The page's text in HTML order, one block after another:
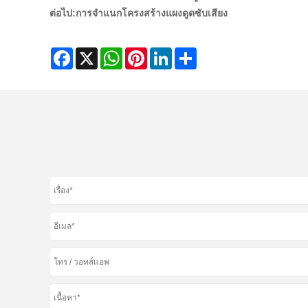
ต่อไป:การจำแนกโครงสร้างแผงดูดซับเสียง
Facebook
X WhatsAppPinterestLinkedIn